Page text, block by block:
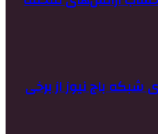
شبکه باج نیوز از برخی